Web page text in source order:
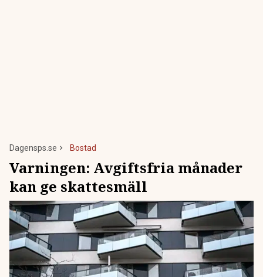
Dagensps.se Bostad
Varningen: Avgiftsfria månader
kan ge skattesmäll